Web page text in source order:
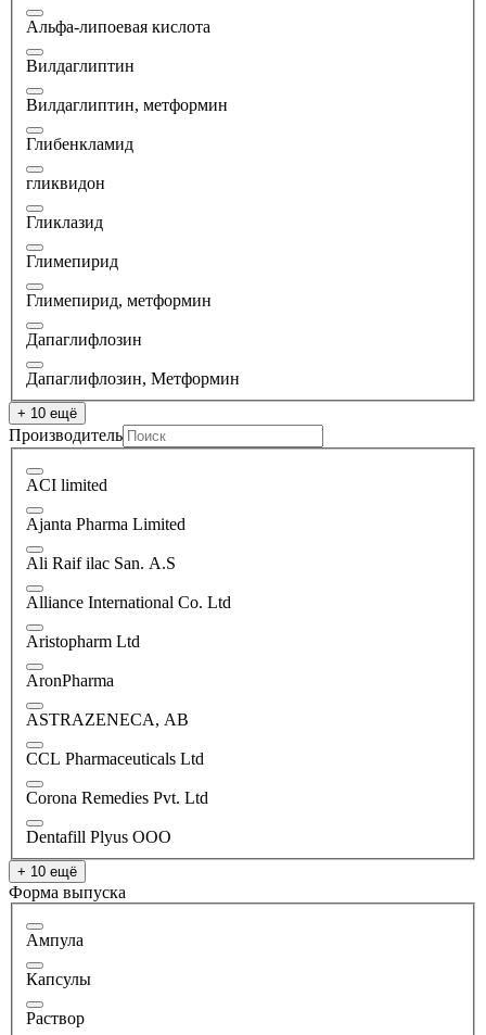
Альфа-липоевая кислота
Вилдаглиптин
Вилдаглиптин, метформин
Глибенкламид
гликвидон
Гликлазид
Глимепирид
Глимепирид, метформин
Дапаглифлозин
Дапаглифлозин, Метформин
+ 10 ещё
Производитель
ACI limited
Ajanta Pharma Limited
Ali Raif ilac San. A.S
Alliance International Co. Ltd
Aristopharm Ltd
AronPharma
ASTRAZENECA, AB
CCL Pharmaceuticals Ltd
Corona Remedies Pvt. Ltd
Dentafill Plyus OOO
+ 10 ещё
Форма выпуска
Ампула
Капсулы
Раствор